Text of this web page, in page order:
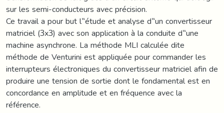
sur les semi-conducteurs avec précision.
Ce travail a pour but l‟étude et analyse d‟un convertisseur
matriciel (3x3) avec son application à la conduite d‟une
machine asynchrone. La méthode MLI calculée dite
méthode de Venturini est appliquée pour commander les
interrupteurs électroniques du convertisseur matriciel afin de
produire une tension de sortie dont le fondamental est en
concordance en amplitude et en fréquence avec la
référence.